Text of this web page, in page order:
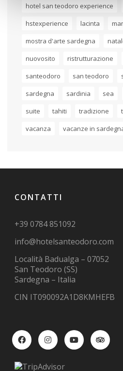
hotel san teodoro experience
hstexperience
lacinta
mostra d'arte sardegna
nuovosito
ristrutturazione
santeodoro
san teodoro
sardegna
sardinia sea
suite
tahiti tradizione
vacanza
vacanze in
CONTATTI
+39 0784 851092
info@hotelsanteodoro.com
Località Badualga – 07052
San Teodoro (SS)
Sardegna – Italia
CIN IT090092A1D8KMHEFB